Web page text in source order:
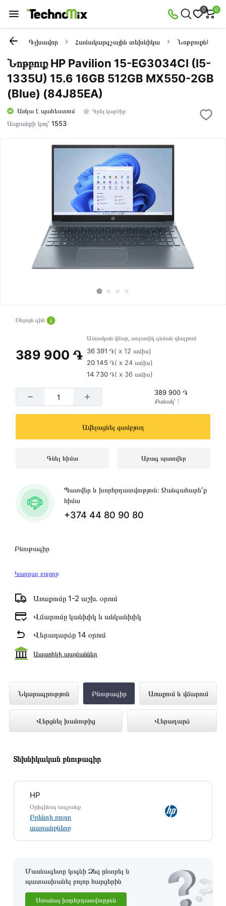
0 0
Գլխավոր Համակարգչային տեխնիկա Նոթբուքներ
Նոթբուք HP Pavilion 15-EG3034CI (I5-
1335U) 15.6 16GB 512GB MX550-2GB
(Blue) (84J85EA)
Առկա է պահեստում Գրել կարծիք
Ապրանքի կոդ՝1553
Բնութագիր
Կարդալ բոլորը
Առաքումը 1-2 աշխ․ օրում
Վճարումը կանխիկ և անկանխիկ
Վերադարձը 14 օրում
Ապառիկի պայմաններ
Օնլայն գին
389 900 ֏
Ամսական վճար, ապառիկ գնման դեպքում
36 391 ֏( x 12 ամիս)
20 145 ֏( x 24 ամիս)
14 730 ֏( x 36 ամիս)
389 900 ֏
Քանակ՝ 1
Ավելացնել զամբյուղ
Գնել հիմա Արագ պատվեր
Պատվեր և խորհրդատվություն։ Զանգահարե՛ք
հիմա
+374 44 80 90 80
Նկարագրություն Բնութագիր Առաքում և վճարում
Վերցնել խանութից Վերադարձ
Նոթբուք HP Pavilion 15-EG3034CI (I5-
1335U) 15.6 16GB 512GB MX550-2GB
(Blue) (84J85EA) ներկայացված է
գնով 389 900 դրամ
Տեխնիկական բնութագիր
HP
Օրիգինալ ապրանք
Բրենդի բոլոր
ապրանքները
Մասնագետը կօգնի Ձեզ ընտրել և
պատասխանել բոլոր հարցերին
Ստանալ խորհրդատվություն